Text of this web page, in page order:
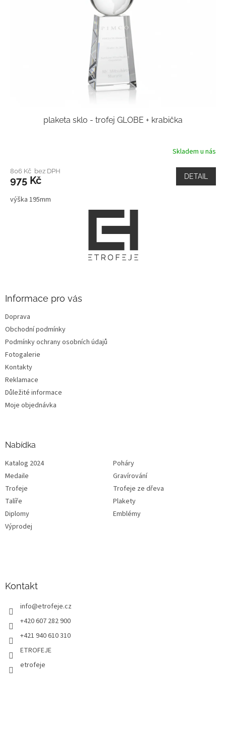
plaketa sklo - trofej GLOBE + krabička
Skladem u nás
806 Kč bez DPH
975 Kč DETAIL
výška 195mm
Informace pro vás
Doprava
Obchodní podmínky
Podmínky ochrany osobních údajů
Fotogalerie
Kontakty
Reklamace
Důležité informace
Moje objednávka
Nabídka
Katalog 2024
Poháry
Medaile
Gravírování
Trofeje
Trofeje ze dřeva
Talíře
Plakety
Diplomy
Emblémy
Výprodej
Kontakt
info@etrofeje.cz
+420 607 282 900
+421 940 610 310
ETROFEJE
etrofeje